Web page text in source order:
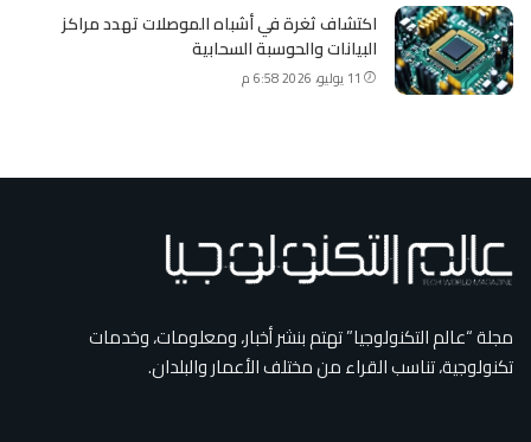
اكتشاف ثغرة في أشباه الموصلات تهدد مراكز
البيانات والحوسبة السحابية
11 يوليو، 2026 6:58 م
مجلة “عالم التكنولوجيا” تهتم بنشر أخبار، ومعلومات، وخدمات
تكنولوجية، تناسب القراء من مختلف الأعمار والبلدان.